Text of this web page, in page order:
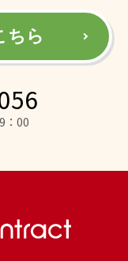
ちら
：00